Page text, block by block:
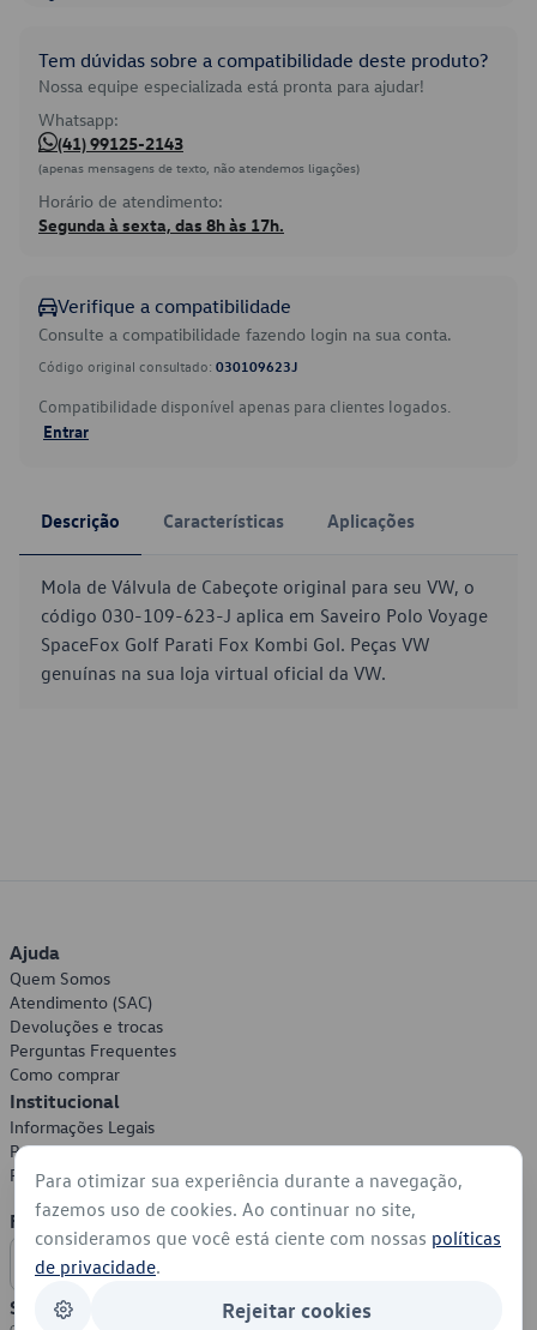
Tem dúvidas sobre a compatibilidade deste produto?
Nossa equipe especializada está pronta para ajudar!
Whatsapp:
(41) 99125-2143
(apenas mensagens de texto, não atendemos ligações)
Horário de atendimento:
Segunda à sexta, das 8h às 17h.
Verifique a compatibilidade
Consulte a compatibilidade fazendo login na sua conta.
Código original consultado: 030109623J
Compatibilidade disponível apenas para clientes logados.
Entrar
Descrição Características Aplicações
Mola de Válvula de Cabeçote original para seu VW, o
código 030-109-623-J aplica em Saveiro Polo Voyage
SpaceFox Golf Parati Fox Kombi Gol. Peças VW
genuínas na sua loja virtual oficial da VW.
Ajuda
Quem Somos
Atendimento (SAC)
Devoluções e trocas
Perguntas Frequentes
Como comprar
Institucional
Informações Legais
Política de Privacidade
Política de Cookies
Formas de Pagamento
Segurança
Para otimizar sua experiência durante a navegação,
fazemos uso de cookies. Ao continuar no site,
consideramos que você está ciente com nossas políticas
de privacidade.
Rejeitar cookies